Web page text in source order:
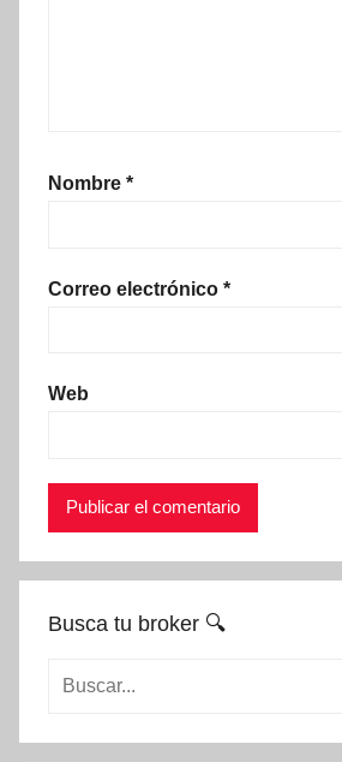
Nombre *
Correo electrónico *
Web
Busca tu broker 🔍
Buscar: